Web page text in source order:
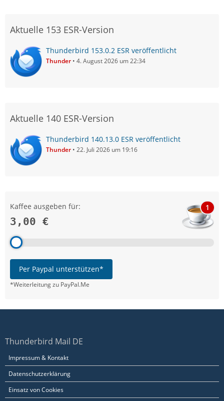
Aktuelle 153 ESR-Version
Thunderbird 153.0.2 ESR veröffentlicht
Thunder 4. August 2026 um 22:34
Aktuelle 140 ESR-Version
Thunderbird 140.13.0 ESR veröffentlicht
Thunder 22. Juli 2026 um 19:16
Kaffee ausgeben für:
3,00 €
1
Per Paypal unterstützen*
*Weiterleitung zu PayPal.Me
Thunderbird Mail DE
Impressum & Kontakt
Datenschutzerklärung
Einsatz von Cookies